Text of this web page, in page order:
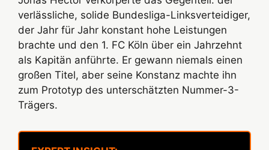
verlässliche, solide Bundesliga-Linksverteidiger,
der Jahr für Jahr konstant hohe Leistungen
brachte und den 1. FC Köln über ein Jahrzehnt
als Kapitän anführte. Er gewann niemals einen
großen Titel, aber seine Konstanz machte ihn
zum Prototyp des unterschätzten Nummer-3-
Trägers.